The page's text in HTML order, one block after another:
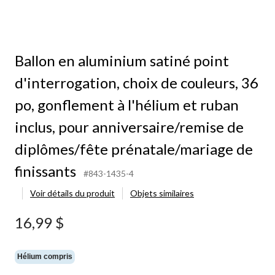
Ballon en aluminium satiné point
d'interrogation, choix de couleurs, 36
po, gonflement à l'hélium et ruban
inclus, pour anniversaire/remise de
diplômes/fête prénatale/mariage de
finissants
#843-1435-4
Voir détails du produit
Objets similaires
16,99 $
Hélium compris